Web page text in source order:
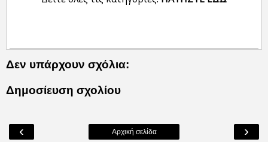
Δεν υπάρχουν σχόλια:
Δημοσίευση σχολίου
‹ ›
Αρχική σελίδα